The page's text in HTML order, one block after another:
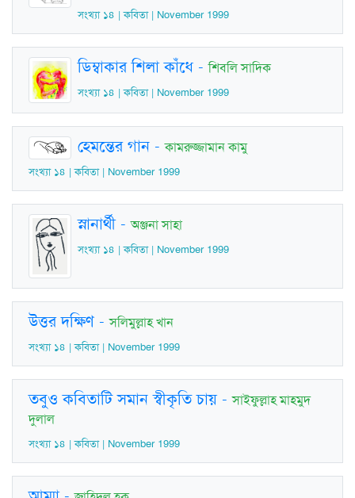
সংখ্যা ১৪ | কবিতা | November 1999
ডিম্বাকার শিলা কাঁধে -শিবলি সাদিক
সংখ্যা ১৪ | কবিতা | November 1999
হেমন্তের গান -কামরুজ্জামান কামু
সংখ্যা ১৪ | কবিতা | November 1999
স্নানার্থী-অঞ্জনা সাহা
সংখ্যা ১৪ | কবিতা | November 1999
উত্তর দক্ষিণ -সলিমুল্লাহ খান
সংখ্যা ১৪ | কবিতা | November 1999
তবুও কবিতাটি সমান স্বীকৃতি চায়-সাইফুল্লাহ মাহমুদ
দুলাল
সংখ্যা ১৪ | কবিতা | November 1999